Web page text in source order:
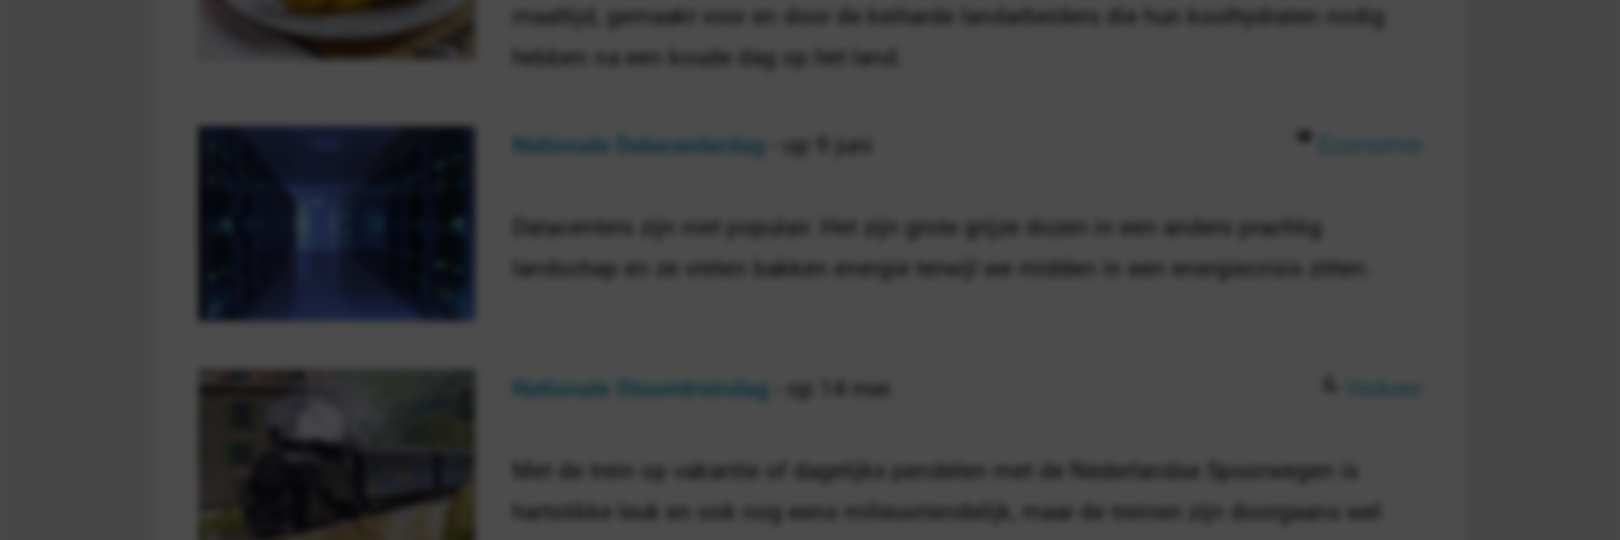
maaltijd, gemaakt voor en door de keiharde landarbeiders die hun koolhydraten nodig
hebben na een koude dag op het land.
Nationale Datacenterdag - op 9 juni
Datacenters zijn niet populair. Het zijn grote grijze dozen in een anders prachtig
landschap en ze vreten bakken energie terwijl we midden in een energiecrisis zitten.
Nationale Stoomtreindag - op 14 mei
Met de trein op vakantie of dagelijks pendelen met de Nederlandse Spoorwegen is
hartstikke leuk en ook nog eens milieuvriendelijk, maar de treinen zijn doorgaans wel